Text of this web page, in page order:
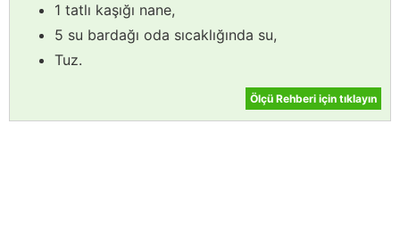
1 tatlı kaşığı nane,
5 su bardağı oda sıcaklığında su,
Tuz.
Ölçü Rehberi için tıklayın